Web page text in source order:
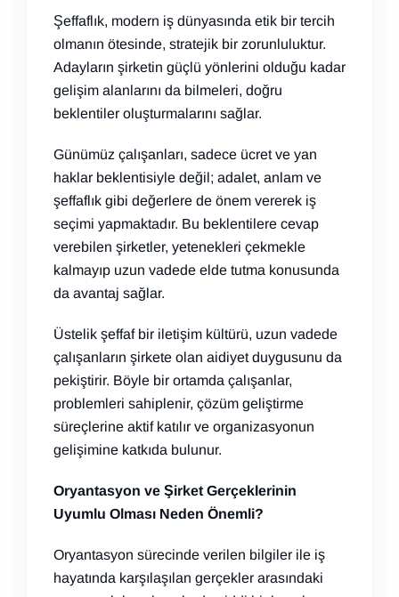
Şeffaflık, modern iş dünyasında etik bir tercih
olmanın ötesinde, stratejik bir zorunluluktur.
Adayların şirketin güçlü yönlerini olduğu kadar
gelişim alanlarını da bilmeleri, doğru
beklentiler oluşturmalarını sağlar.
Günümüz çalışanları, sadece ücret ve yan
haklar beklentisiyle değil; adalet, anlam ve
şeffaflık gibi değerlere de önem vererek iş
seçimi yapmaktadır. Bu beklentilere cevap
verebilen şirketler, yetenekleri çekmekle
kalmayıp uzun vadede elde tutma konusunda
da avantaj sağlar.
Üstelik şeffaf bir iletişim kültürü, uzun vadede
çalışanların şirkete olan aidiyet duygusunu da
pekiştirir. Böyle bir ortamda çalışanlar,
problemleri sahiplenir, çözüm geliştirme
süreçlerine aktif katılır ve organizasyonun
gelişimine katkıda bulunur.
Oryantasyon ve Şirket Gerçeklerinin
Uyumlu Olması Neden Önemli?
Oryantasyon sürecinde verilen bilgiler ile iş
hayatında karşılaşılan gerçekler arasındaki